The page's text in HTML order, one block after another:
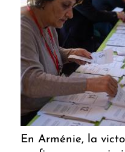
En Arménie, la